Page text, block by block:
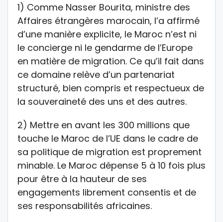
1) Comme Nasser Bourita, ministre des
Affaires étrangères marocain, l’a affirmé
d’une manière explicite, le Maroc n’est ni
le concierge ni le gendarme de l’Europe
en matière de migration. Ce qu’il fait dans
ce domaine relève d’un partenariat
structuré, bien compris et respectueux de
la souveraineté des uns et des autres.
2) Mettre en avant les 300 millions que
touche le Maroc de l’UE dans le cadre de
sa politique de migration est proprement
minable. Le Maroc dépense 5 à 10 fois plus
pour être à la hauteur de ses
engagements librement consentis et de
ses responsabilités africaines.